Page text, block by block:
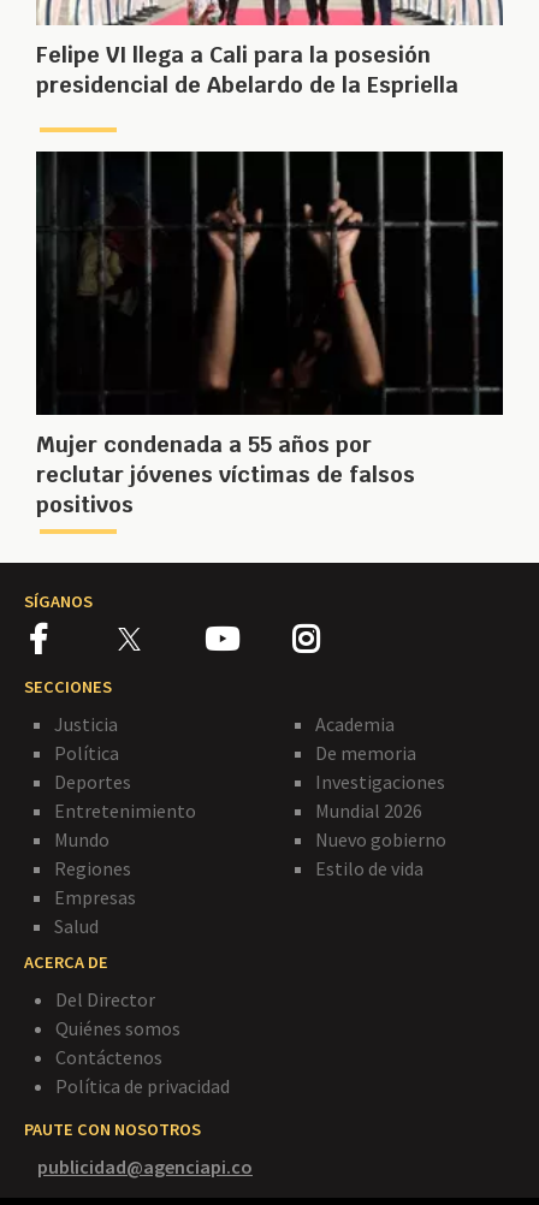
Felipe VI llega a Cali para la posesión
presidencial de Abelardo de la Espriella
Mujer condenada a 55 años por
reclutar jóvenes víctimas de falsos
positivos
SÍGANOS
SECCIONES
Justicia
Política
Deportes
Entretenimiento
Mundo
Regiones
Empresas
Salud
Academia
De memoria
Investigaciones
Mundial 2026
Nuevo gobierno
Estilo de vida
ACERCA DE
Del Director
Quiénes somos
Contáctenos
Política de privacidad
PAUTE CON NOSOTROS
publicidad@agenciapi.co